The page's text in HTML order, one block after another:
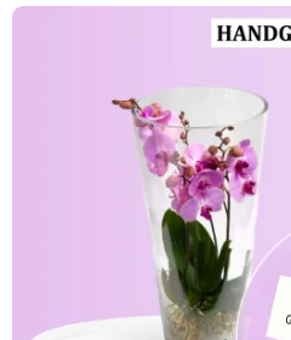
Produktgalerie überspringen